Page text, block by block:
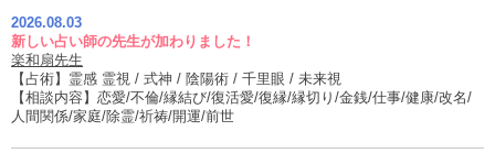
2026.08.03
新しい占い師の先生が加わりました！
楽和扇先生
【占術】霊感 霊視 / 式神 / 陰陽術 / 千里眼 / 未来視
【相談内容】恋愛/不倫/縁結び/復活愛/復縁/縁切り/金銭/仕事/健康/改名/
人間関係/家庭/除霊/祈祷/開運/前世